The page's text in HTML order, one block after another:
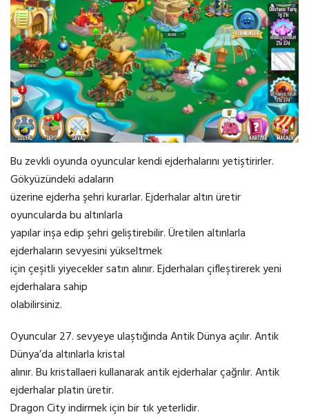
Bu zevkli oyunda oyuncular kendi ejderhalarını yetiştirirler.
Gökyüzündeki adaların
üzerine ejderha şehri kurarlar. Ejderhalar altın üretir
oyuncularda bu altınlarla
yapılar inşa edip şehri geliştirebilir. Üretilen altınlarla
ejderhaların sevyesini yükseltmek
için çeşitli yiyecekler satın alınır. Ejderhaları çifleştirerek yeni
ejderhalara sahip
olabilirsiniz.
Oyuncular 27. sevyeye ulaştığında Antik Dünya açılır. Antik
Dünya’da altınlarla kristal
alınır. Bu kristallaeri kullanarak antik ejderhalar çağrılır. Antik
ejderhalar platin üretir.
Dragon City indirmek için bir tık yeterlidir.